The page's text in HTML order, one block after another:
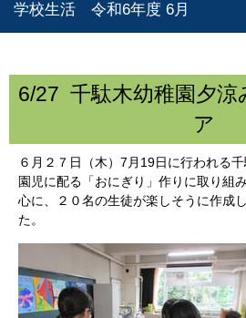
学校生活 令和6年度 6月
6/27 千駄木幼稚園夕涼
ア
６月２７日（木） 7 月 19日に行われる
園児に配る「おにぎり」作りに取り組
心に、２０名の生徒が楽しそうに作成
た。